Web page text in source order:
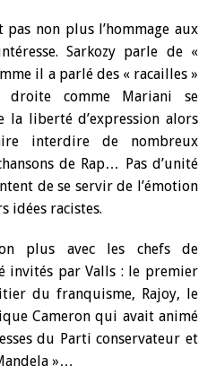
pas non plus l’hommage aux
Sarkozy parle de «
il a parlé des « racailles »
droite comme Mariani se
la liberté d’expression alors
interdire de nombreux
de Rap… Pas d’unité
de se servir de l’émotion
idées racistes.
plus avec les chefs de
invités par Valls : le premier
du franquisme, Rajoy, le
Cameron qui avait animé
du Parti conservateur et
»…